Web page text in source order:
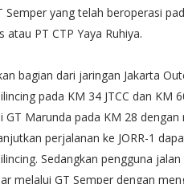
yang telah beroperasi
PT CTP Yaya Ruhiya.
bagian dari jaringan Jakarta
pada KM 34 JTCC dan KM
Marunda pada KM 28
perjalanan ke JORR-1
Sedangkan pengguna
melalui GT Semper dengan